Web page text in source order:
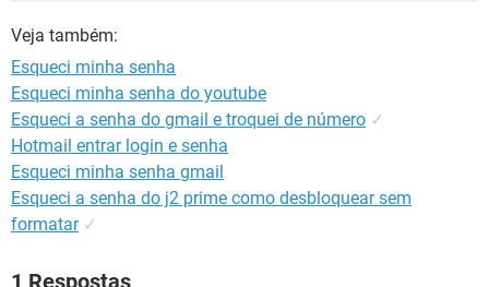
Veja também:
Esqueci minha senha
Esqueci minha senha do youtube
Esqueci a senha do gmail e troquei de número ✓
Hotmail entrar login e senha
Esqueci minha senha gmail
Esqueci a senha do j2 prime como desbloquear sem
formatar ✓
1 Respostas